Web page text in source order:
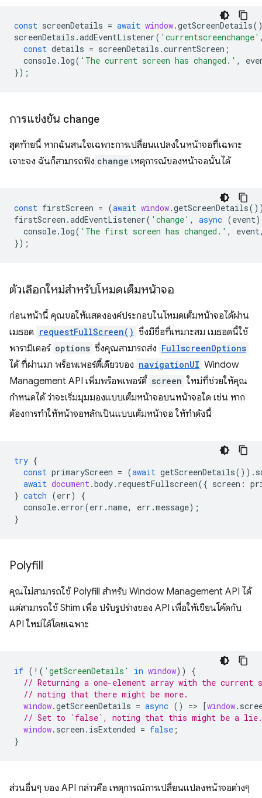
const screenDetails = await window.getScreenDetails
screenDetails .addEventListener( 'currentscreenchange'
const details = screenDetails .currentScreen ;
console. log( 'The current screen has changed.' ,
});
การแข่งขัน change
สุดท้ายนี้ หากฉันสนใจเฉพาะการเปลี่ยนแปลงในหน้าจอที่เฉพาะ
เจาะจง ฉันก็สามารถฟัง change เหตุการณ์ของหน้าจอนั้นได้
const firstScreen = (await window.getScreenDetails
firstScreen .addEventListener( 'change' , async (event)
console. log( 'The first screen has changed.' , event
});
ตัวเลือกใหม่สำหรับโหมดเต็มหน้าจอ
ก่อนหน้านี้ คุณขอให้แสดงองค์ประกอบในโหมดเต็มหน้าจอได้ผ่าน
เมธอด requestFullScreen() ซึ่งมีชื่อที่เหมาะสม เมธอดนี้ใช้
พารามิเตอร์ options ซึ่งคุณสามารถส่ง FullscreenOptions
ได้ ที่ผ่านมา พร็อพเพอร์ตี้เดียวของ navigationUI Window
Management API เพิ่มพร็อพเพอร์ตี้ screen ใหม่ที่ช่วยให้คุณ
กำหนดได้ ว่าจะเริ่มมุมมองแบบเต็มหน้าจอบนหน้าจอใด เช่น หาก
ต้องการทำให้หน้าจอหลักเป็นแบบเต็มหน้าจอ ให้ทำดังนี้
try {
const primaryScreen = (await getScreenDetails()).
await document.body. requestFullscreen({ screen :
} catch (err)
{
console. error(err .name, err .message);
}
Polyfill
คุณไม่สามารถใช้ Polyfill สำหรับ Window Management API ได้
แต่สามารถใช้ Shim เพื่อ ปรับรูปร่างของ API เพื่อให้เขียนโค้ดกับ
API ใหม่ได้โดยเฉพาะ
if ( ! ( 'getScreenDetails' in window))
{
// Returning a one-element array with the current
// noting that there might be more.
window.getScreenDetails = async () => [window.
// Set to `false`, noting that this might be a lie.
window. screen . isExtended = false ;
}
ส่วนอื่นๆ ของ API กล่าวคือ เหตุการณ์การเปลี่ยนแปลงหน้าจอต่างๆ